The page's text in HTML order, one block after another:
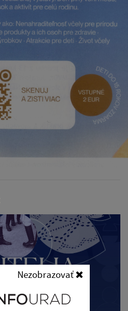
Nezobrazovať